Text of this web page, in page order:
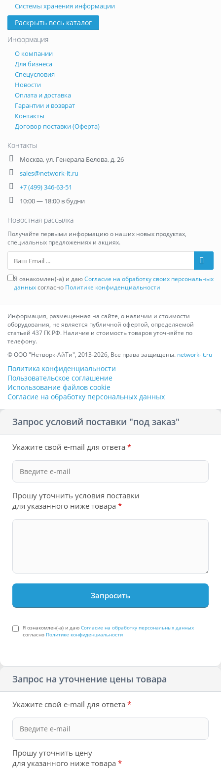
Системы хранения информации
Раскрыть весь каталог
Информация
О компании
Для бизнеса
Спецусловия
Новости
Оплата и доставка
Гарантии и возврат
Контакты
Договор поставки (Оферта)
Контакты
Москва,ул. Генерала Белова, д. 26
sales@network-it.ru
+7 (499) 346-63-51
10:00 — 18:00 в будни
Новостная рассылка
Получайте первыми информацию о наших новых продуктах,
специальных предложениях и акциях.
Я ознакомлен(-а) и даюСогласие на обработку своих персональных
данныхсогласно Политике конфиденциальности
Информация, размещенная на сайте, о наличии и стоимости
оборудования, не является публичной офертой, определяемой
статьей 437 ГК РФ. Наличие и стоимость товаров уточняйте по
телефону.
© ООО "Нетворк-АйТи", 2013-2026, Все права защищены. network-it.ru
Политика конфиденциальности
Пользовательское соглашение
Использование файлов cookie
Согласие на обработку персональных данных
Запрос условий поставки "под заказ"
Укажите свой e-mail для ответа *
Прошу уточнить условия поставки
для указанного ниже товара *
Я ознакомлен(-а) и даю Согласие на обработку персональных данных
согласно Политике конфиденциальности
Запрос на уточнение цены товара
Укажите свой e-mail для ответа *
Прошу уточнить цену
для указанного ниже товара *